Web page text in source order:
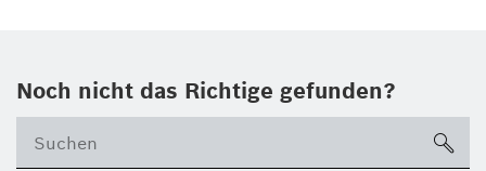
Noch nicht das Richtige gefunden?